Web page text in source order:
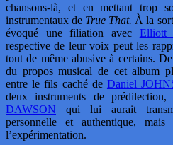
chansons-là, et en mettant trop
instrumentaux de True That. À la
évoqué une filiation avec Elliott
respective de leur voix peut les
tout de même abusive à certains.
du propos musical de cet album
entre le fils caché de Daniel
deux instruments de
DAWSON qui lui aurait
personnelle et authentique,
l’expérimentation.